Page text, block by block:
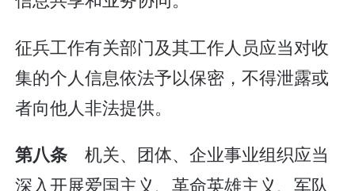
征兵工作有关部门及其工作人员应当对收
集的个人信息依法予以保密，不得泄露或
者向他人非法提供。
第八条 机关、团体、企业事业组织应当
深入开展爱国主义、革命英雄主义、军队